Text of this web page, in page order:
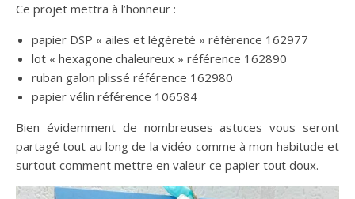
Ce projet mettra à l’honneur :
papier DSP « ailes et légèreté » référence 162977
lot « hexagone chaleureux » référence 162890
ruban galon plissé référence 162980
papier vélin référence 106584
Bien évidemment de nombreuses astuces vous seront
partagé tout au long de la vidéo comme à mon habitude et
surtout comment mettre en valeur ce papier tout doux.